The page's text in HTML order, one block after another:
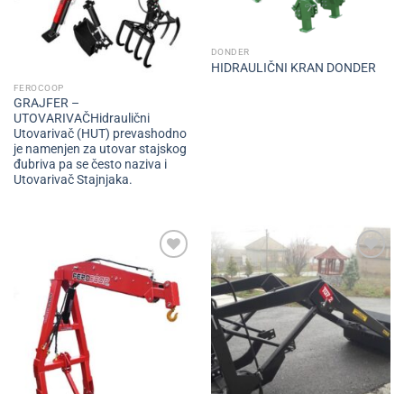
FEROCOOP
GRAJFER –
UTOVARIVAČHidraulični
Utovarivač (HUT) prevashodno
je namenjen za utovar stajskog
đubriva pa se često naziva i
Utovarivač Stajnjaka.
DONDER
HIDRAULIČNI KRAN DONDER
Add to
wishlist
Add to
wishlist